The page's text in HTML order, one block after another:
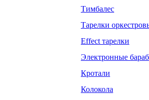
Тимбалес
Тарелки
Effect тарелки
Электронные
Кротали
Колокола